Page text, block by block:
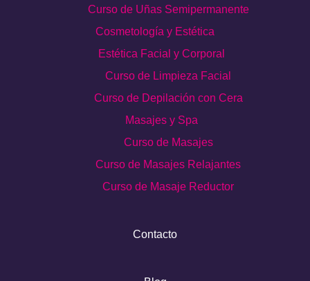
Curso de Uñas Semipermanente
Cosmetología y Estética
Estética Facial y Corporal
Curso de Limpieza Facial
Curso de Depilación con Cera
Masajes y Spa
Curso de Masajes
Curso de Masajes Relajantes
Curso de Masaje Reductor
Contacto